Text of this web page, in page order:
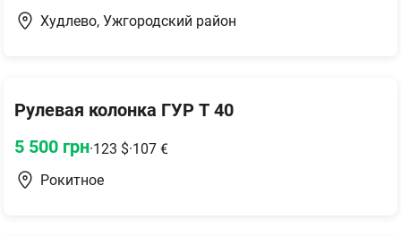
Худлево, Ужгородский район
Рулевая колонка ГУР Т 40
5 500 грн·123 $·107 €
Рокитное